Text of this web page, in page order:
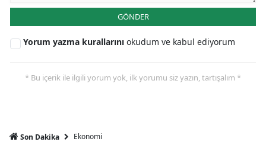
GÖNDER
Yorum yazma kurallarını okudum ve kabul ediyorum
* Bu içerik ile ilgili yorum yok, ilk yorumu siz yazın, tartışalım *
Son Dakika Ekonomi